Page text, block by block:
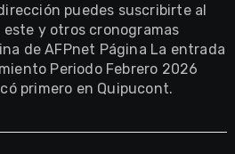
puedes suscribirte al
y otros cronogramas
de AFPnet Página La entrada
Periodo Febrero 2026
primero en Quipucont.